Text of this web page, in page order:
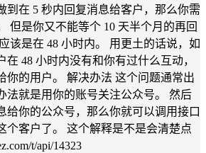
到在 5 秒内回复消息给客户，那么你需
但是你又不能等个 10 天半个月的再回
该是在 48 小时内。 用更土的话说，如
在 48 小时内没有和你有过什么互动，
你的用户。 解决办法 这个问题通常出
法就是用你的账号关注公众号。 然后
给你的公众号，那么你就可以调用接口
个客户了。 这个解释是不是会清楚点
t/api/14323